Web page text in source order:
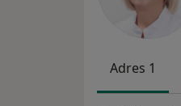
Adres 1